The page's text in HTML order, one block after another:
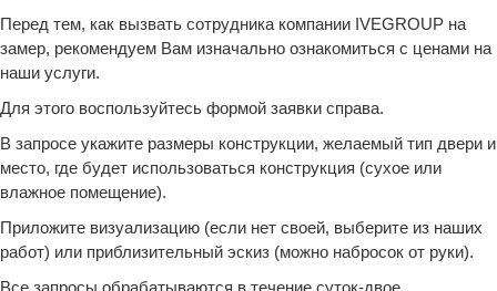
Перед тем, как вызвать сотрудника компании IVEGROUP на
замер, рекомендуем Вам изначально ознакомиться с ценами на
наши услуги.
Для этого воспользуйтесь формой заявки справа.
В запросе укажите размеры конструкции, желаемый тип двери и
место, где будет использоваться конструкция (сухое или
влажное помещение).
Приложите визуализацию (если нет своей, выберите из наших
работ) или приблизительный эскиз (можно набросок от руки).
Все запросы обрабатываются в течение суток-двое.